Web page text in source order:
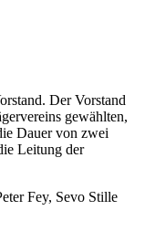
Der Vorstand
gewählten,
Dauer von zwei
Leitung der
Fey, Sevo Stille